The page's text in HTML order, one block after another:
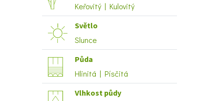
Keřovitý | Kulovitý
Světlo
Slunce
Půda
Hlinitá | Písčitá
Vlhkost půdy